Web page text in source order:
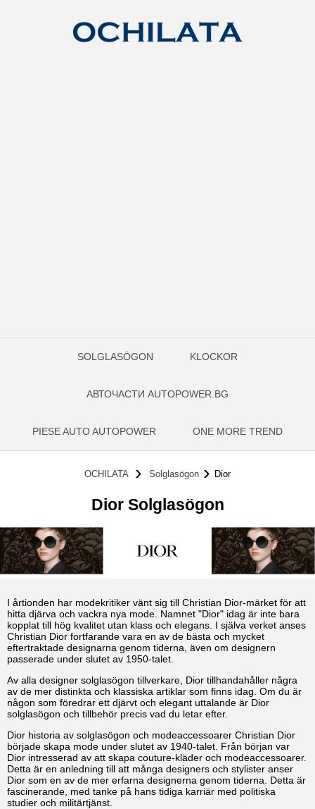
SOLGLASÖGON KLOCKOR
АВТОЧАСТИ AUTOPOWER.BG
PIESE AUTO AUTOPOWER ONE MORE TREND
OCHILATA Solglasögon Dior
Dior Solglasögon
I årtionden har modekritiker vänt sig till Christian Dior-märket för att
hitta djärva och vackra nya mode. Namnet "Dior" idag är inte bara
kopplat till hög kvalitet utan klass och elegans. I själva verket anses
Christian Dior fortfarande vara en av de bästa och mycket
eftertraktade designarna genom tiderna, även om designern
passerade under slutet av 1950-talet.
Av alla designer solglasögon tillverkare, Dior tillhandahåller några
av de mer distinkta och klassiska artiklar som finns idag. Om du är
någon som föredrar ett djärvt och elegant uttalande är Dior
solglasögon och tillbehör precis vad du letar efter.
Dior historia av solglasögon och modeaccessoarer Christian Dior
började skapa mode under slutet av 1940-talet. Från början var
Dior intresserad av att skapa couture-kläder och modeaccessoarer.
Detta är en anledning till att många designers och stylister anser
Dior som en av de mer erfarna designerna genom tiderna. Detta är
fascinerande, med tanke på hans tidiga karriär med politiska
studier och militärtjänst.